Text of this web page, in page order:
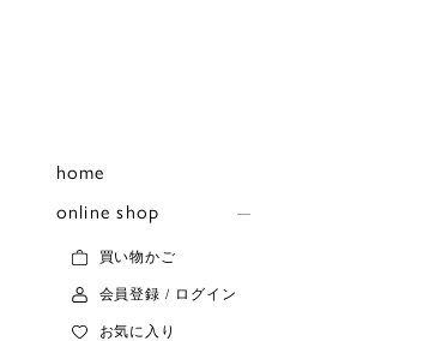
home
online shop
買い物かご
会員登録 / ログイン
お気に入り